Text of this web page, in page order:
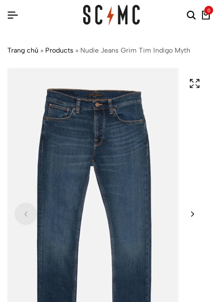
0
Trang chủ » Products » Nudie Jeans Grim Tim Indigo Myth